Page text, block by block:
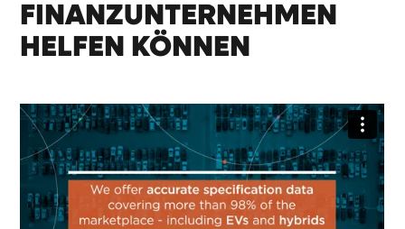
FINANZUNTERNEHMEN
HELFEN KÖNNEN